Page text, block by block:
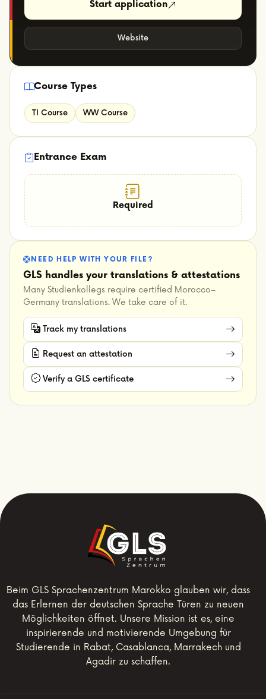
Start application
Website
Course Types
TI Course WW Course
Entrance Exam
Required
NEED HELP WITH YOUR FILE?
GLS handles your translations & attestations
Many Studienkollegs require certified Morocco–
Germany translations. We take care of it.
Track my translations
Request an attestation
Verify a GLS certificate
Beim GLS Sprachenzentrum Marokko glauben wir, dass
das Erlernen der deutschen Sprache Türen zu neuen
Möglichkeiten öffnet. Unsere Mission ist es, eine
inspirierende und motivierende Umgebung für
Studierende in Rabat, Casablanca, Marrakech und
Agadir zu schaffen.